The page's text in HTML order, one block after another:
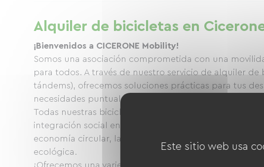
Alquiler de bicicletas en
¡Bienvenidos a CICERONE Mobility!
Somos una asociación comprometida con una
para todos. A través de nuestro servicio de alquiler de
tándems), ofrecemos soluciones prácticas para tus
necesidades puntuales.
Todas nuestras bicicletas se reacondicionan
integración social en Évreux y Elbeuf. Alquilar una
economía circular, la inclusión social a través de la
ecológica.
¡Ofrecemos una variedad de bicicletas tradicionales y
Este sitio web usa